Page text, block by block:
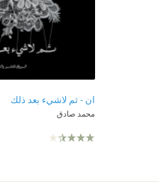
ان - ثم لاشيء بعد ذلك
محمد صادق